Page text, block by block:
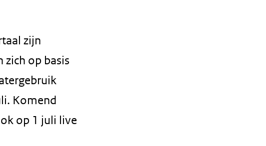
zijn
op basis
Komend
op 1 juli live